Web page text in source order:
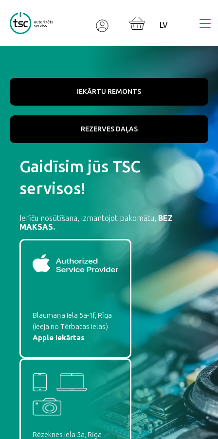
IEKĀRTU REMONTS
REZERVES DAĻAS
Gaidīsim jūs TSC
servisos!
Ierīču nosūtīšana, izmantojot pakomātu, BEZ
MAKSAS.
Blaumaņa iela 5a-1f, Rīga
(ieeja no Tērbatas ielas)
Apple iekārtas
Rēzeknes iela 5a, Rīga